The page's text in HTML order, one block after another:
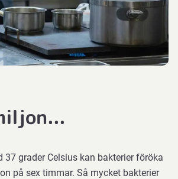
37 grader Celsius kan bakterier föröka
på sex timmar. Så mycket bakterier